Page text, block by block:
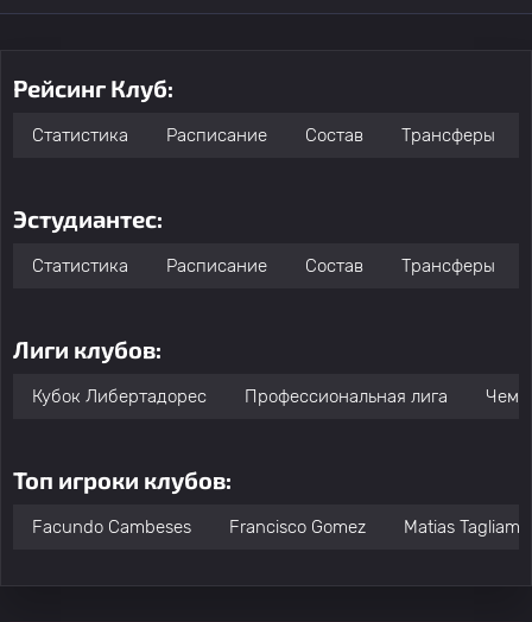
Рейсинг Клуб:
Статистика Расписание Состав Трансферы
Эстудиантес:
Статистика Расписание Состав Трансферы
Лиги клубов:
Кубок Либертадорес Профессиональная лига
Топ игроки клубов:
Facundo Cambeses Francisco Gomez Matias